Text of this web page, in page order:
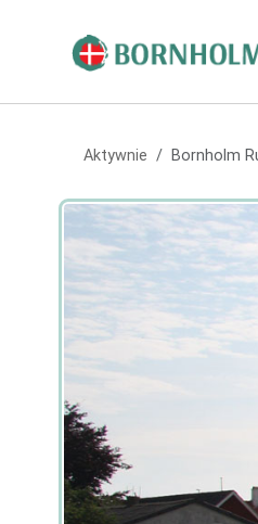
Aktywnie Bornholm